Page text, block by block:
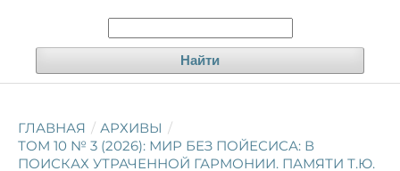
Найти
ГЛАВНАЯ / АРХИВЫ /
ТОМ 10 № 3 (2026): МИР БЕЗ ПОЙЕСИСА: В
ПОИСКАХ УТРАЧЕННОЙ ГАРМОНИИ. ПАМЯТИ Т.Ю.